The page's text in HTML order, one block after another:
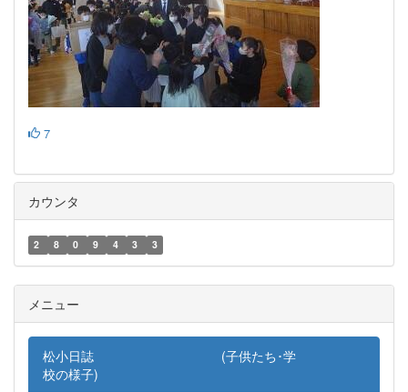
7
カウンタ
2 8 0 9 4 3 3
メニュー
松小日誌 (子供たち･学
校の様子)